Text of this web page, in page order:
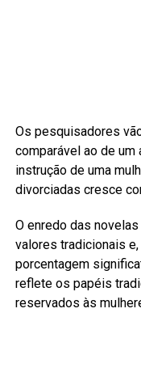
Os pesquisadores
comparável ao de
instrução de uma
divorciadas cresce
O enredo das
valores tradicionais
porcentagem
reflete os papéis
reservados às